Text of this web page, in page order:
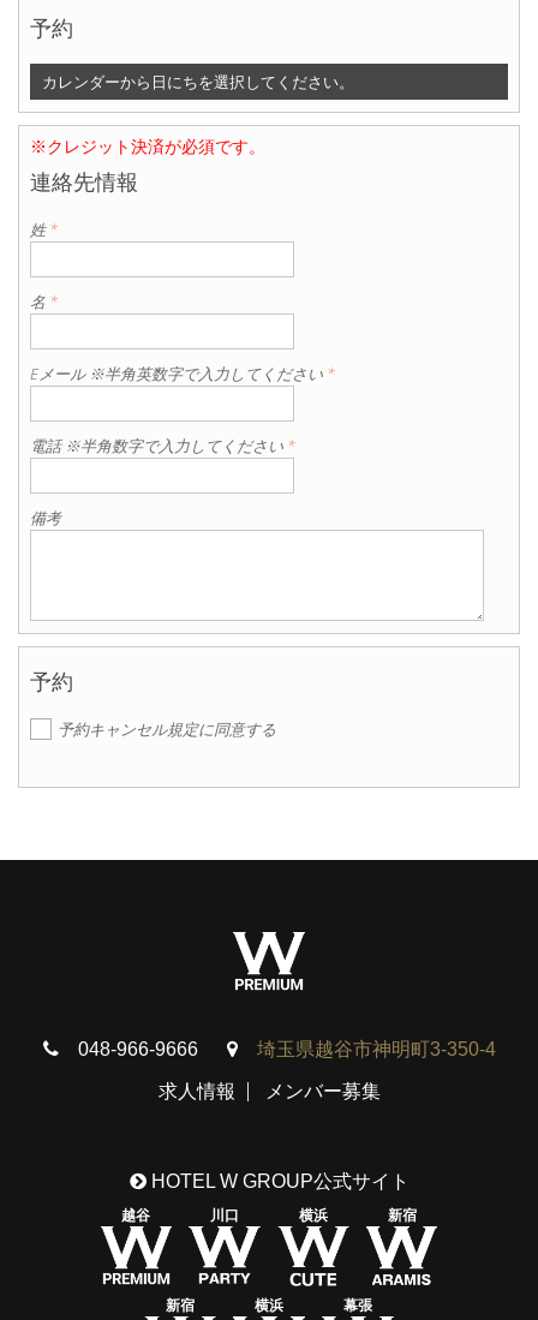
予約
カレンダーから日にちを選択してください。
※クレジット決済が必須です。
連絡先情報
姓*
名 *
Eメール ※半角英数字で入力してください *
電話 ※半角数字で入力してください *
備考
予約
予約キャンセル規定に同意する
048-966-9666 埼玉県越谷市神明町3-350-4
求人情報 メンバー募集
HOTEL W GROUP公式サイト
越谷 川口 横浜 新宿
新宿 横浜 幕張